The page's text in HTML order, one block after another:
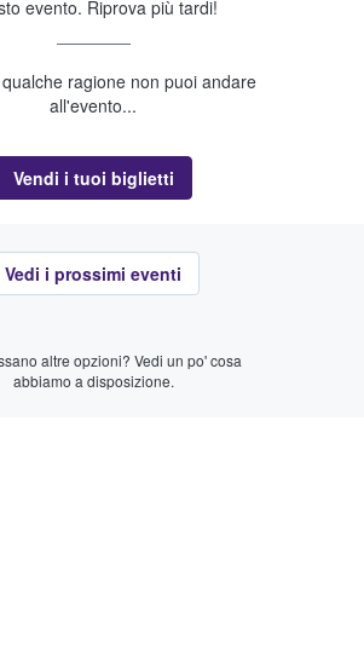
evento. Riprova più tardi!
ragione non puoi andare
all'evento...
Vendi i tuoi biglietti
Vedi i prossimi eventi
altre opzioni? Vedi un po' cosa
abbiamo a disposizione.